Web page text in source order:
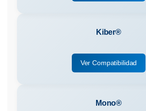
Kiber®
Ver Compatibilidad
Mono®